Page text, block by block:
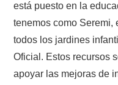
está puesto en la
tenemos como Seremi,
todos los jardines
Oficial. Estos recursos
apoyar las mejoras de